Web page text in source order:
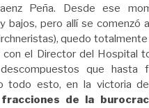
Peña. Desde ese
bajos, pero allí se comenzó
quedo
el Director del Hospital
que hasta
todo esto, en la victoria
de la